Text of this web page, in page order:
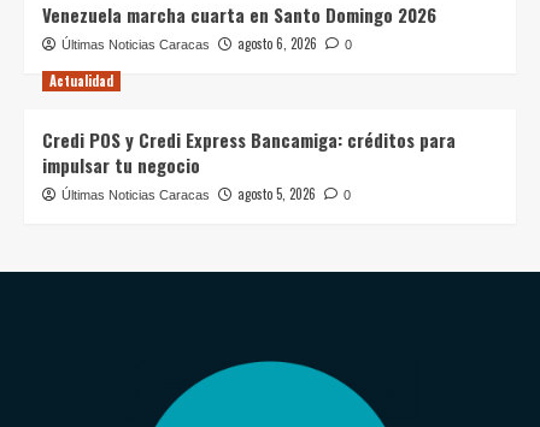
Venezuela marcha cuarta en Santo Domingo 2026
Últimas Noticias Caracas agosto 6, 2026 0
Actualidad
Credi POS y Credi Express Bancamiga: créditos para
impulsar tu negocio
Últimas Noticias Caracas agosto 5, 2026 0